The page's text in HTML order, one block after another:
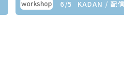
workshop 6/5 KADAN / 配